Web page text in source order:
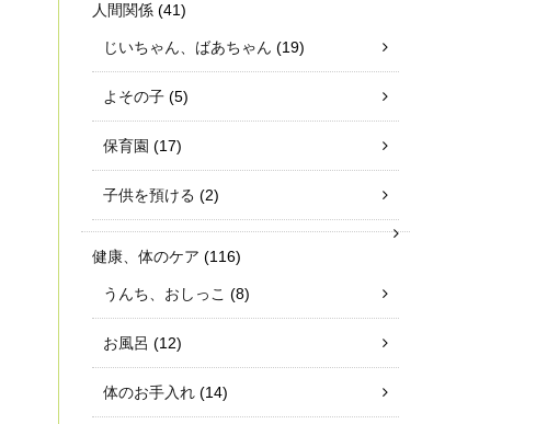
人間関係 (41)
じいちゃん、ばあちゃん (19)
よその子 (5)
保育園 (17)
子供を預ける (2)
健康、体のケア (116)
うんち、おしっこ (8)
お風呂 (12)
体のお手入れ (14)